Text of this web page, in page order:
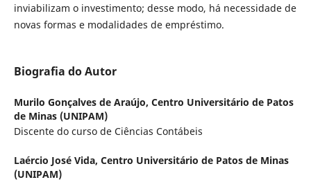
inviabilizam o investimento; desse modo, há necessidade de
novas formas e modalidades de empréstimo.
Biografia do Autor
Murilo Gonçalves de Araújo, Centro Universitário de Patos
de Minas (UNIPAM)
Discente do curso de Ciências Contábeis
Laércio José Vida, Centro Universitário de Patos de Minas
(UNIPAM)